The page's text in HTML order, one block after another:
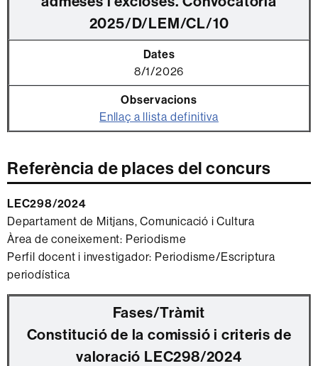
2025/D/LEM/CL/10
8/1/2026
Enllaç a llista definitiva
Referència de places del concurs
LEC298/2024
Departament de Mitjans, Comunicació i Cultura
Àrea de coneixement: Periodisme
Perfil docent i investigador: Periodisme/Escriptura
periodística
Constitució de la comissió i criteris de
valoració LEC298/2024